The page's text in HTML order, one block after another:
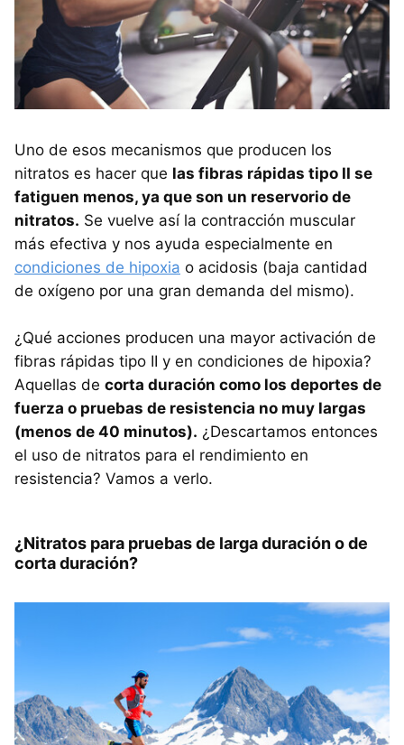
Uno de esos mecanismos que producen los
nitratos es hacer que las fibras rápidas tipo II se
fatiguen menos, ya que son un reservorio de
nitratos. Se vuelve así la contracción muscular
más efectiva y nos ayuda especialmente en
condiciones de hipoxia o acidosis (baja cantidad
de oxígeno por una gran demanda del mismo).
¿Qué acciones producen una mayor activación de
fibras rápidas tipo II y en condiciones de hipoxia?
Aquellas de corta duración como los deportes de
fuerza o pruebas de resistencia no muy largas
(menos de 40 minutos). ¿Descartamos entonces
el uso de nitratos para el rendimiento en
resistencia? Vamos a verlo.
¿Nitratos para pruebas de larga duración o de
corta duración?